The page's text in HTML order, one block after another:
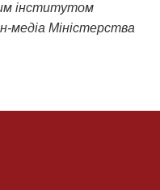
інститутом
медіа Міністерства